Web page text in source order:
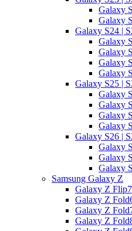
Galaxy
Galaxy
Galaxy S24 |
Galaxy
Galaxy
Galaxy
Galaxy
Galaxy S25 |
Galaxy
Galaxy
Galaxy
Galaxy
Galaxy S26 |
Galaxy
Galaxy
Galaxy
Samsung Galaxy Z
Galaxy Z Flip7
Galaxy Z
Galaxy Z
Galaxy Z